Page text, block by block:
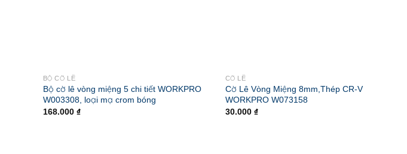
BỘ CỜ LÊ
Bộ cờ lê vòng miệng 5 chi tiết WORKPRO
W003308, loại mạ crom bóng
168.000 ₫
CỜ LÊ
Cờ Lê Vòng Miệng 8mm,Thép CR-V
WORKPRO W073158
30.000 ₫